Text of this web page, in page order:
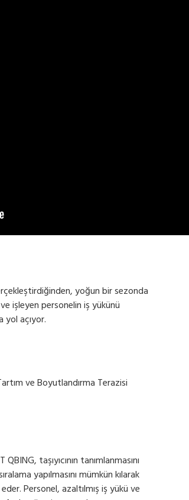
yoğun bir sezonda
işleyen personelin iş yükünü
açıyor.
ve Boyutlandırma Terazisi
taşıyıcının tanımlanmasını
yapılmasını mümkün kılarak
Personel, azaltılmış iş yükü ve